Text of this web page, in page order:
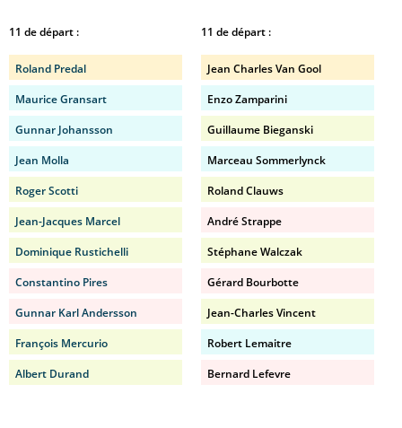
11 de départ :
Roland Predal
Maurice Gransart
Gunnar Johansson
Jean Molla
Roger Scotti
Jean-Jacques Marcel
Dominique Rustichelli
Constantino Pires
Gunnar Karl Andersson
François Mercurio
Albert Durand
11 de départ :
Jean Charles Van Gool
Enzo Zamparini
Guillaume Bieganski
Marceau Sommerlynck
Roland Clauws
André Strappe
Stéphane Walczak
Gérard Bourbotte
Jean-Charles Vincent
Robert Lemaitre
Bernard Lefevre